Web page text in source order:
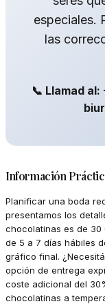
especiales.
las
📞 Llamad
Información
Planificar una boda
presentamos los
chocolatinas es de 30
de 5 a 7 días hábiles
gráfico final.
opción de entrega
coste adicional del
chocolatinas a